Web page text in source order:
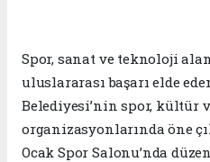
Spor, sanat ve teknoloji
uluslararası başarı elde
Belediyesi’nin spor, kültür
organizasyonlarında öne
Ocak Spor Salonu’nda